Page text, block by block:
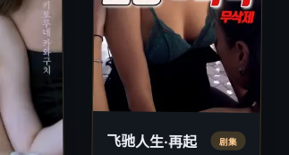
飞驰人生·再起 剧集